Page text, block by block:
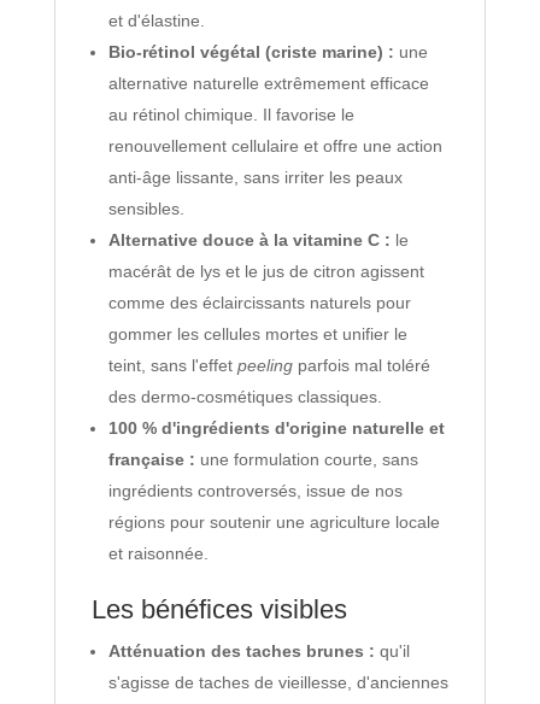
et d'élastine.
Bio-rétinol végétal (criste marine) : une
alternative naturelle extrêmement efficace
au rétinol chimique. Il favorise le
renouvellement cellulaire et offre une action
anti-âge lissante, sans irriter les peaux
sensibles.
Alternative douce à la vitamine C : le
macérât de lys et le jus de citron agissent
comme des éclaircissants naturels pour
gommer les cellules mortes et unifier le
teint, sans l'effet peelingparfois mal toléré
des dermo-cosmétiques classiques.
100 % d'ingrédients d'origine naturelle et
française : une formulation courte, sans
ingrédients controversés, issue de nos
régions pour soutenir une agriculture locale
et raisonnée.
Les bénéfices visibles
Atténuation des taches brunes : qu'il
s'agisse de taches de vieillesse, d'anciennes